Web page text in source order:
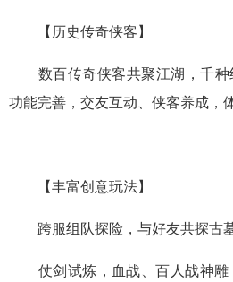
【历史传奇侠客】
数百传奇侠客共聚江湖，千种
功能完善，交友互动、侠客养成，
【丰富创意玩法】
跨服组队探险，与好友共探古
仗剑试炼，血战、百人战神雕